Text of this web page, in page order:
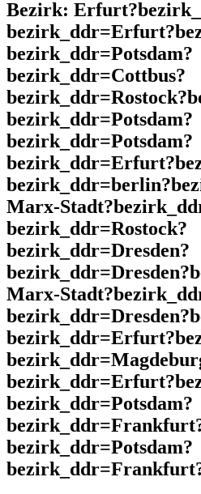
Bezirk:
bezirk_ddr=Potsdam?
bezirk_ddr=Cottbus?
bezirk_ddr=Potsdam?
bezirk_ddr=Potsdam?
Marx-
bezirk_ddr=Rostock?
bezirk_ddr=Dresden?
Marx-
bezirk_ddr=Potsdam?
bezirk_ddr=Potsdam?